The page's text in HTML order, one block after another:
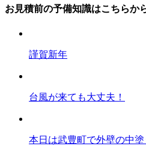
お見積前の予備知識はこちらか
謹賀新年
台風が来ても大丈夫！
本日は武豊町で外壁の中塗